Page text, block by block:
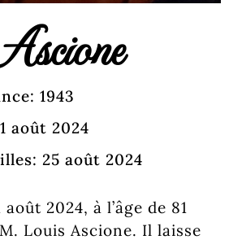
1943
août 2024
25 août 2024
2024, à l’âge de 81
Louis Ascione. Il laisse